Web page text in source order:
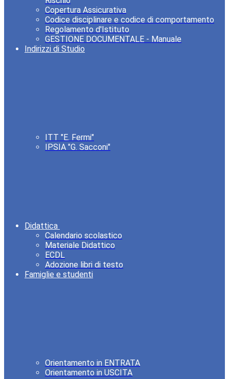
Copertura Assicurativa
Codice disciplinare e codice di comportamento
Regolamento d'Istituto
GESTIONE DOCUMENTALE - Manuale
Indirizzi di Studio
ITT "E. Fermi"
IPSIA "G. Sacconi"
Didattica
Calendario scolastico
Materiale Didattico
ECDL
Adozione libri di testo
Famiglie e studenti
Orientamento in ENTRATA
Orientamento in USCITA